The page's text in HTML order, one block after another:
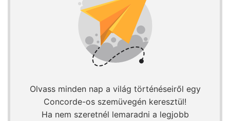
Olvass minden nap a világ történéseiről egy
Concorde-os szemüvegén keresztül!
Ha nem szeretnél lemaradni a legjobb